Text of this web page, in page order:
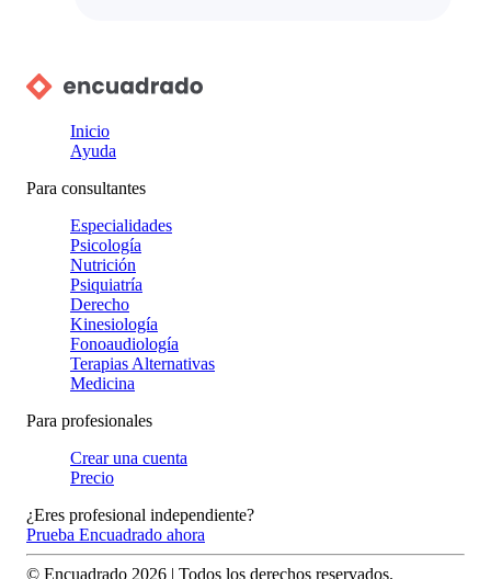
Inicio
Ayuda
Para consultantes
Especialidades
Psicología
Nutrición
Psiquiatría
Derecho
Kinesiología
Fonoaudiología
Terapias Alternativas
Medicina
Para profesionales
Crear una cuenta
Precio
¿Eres profesional independiente?
Prueba Encuadrado ahora
© Encuadrado 2026 | Todos los derechos reservados.